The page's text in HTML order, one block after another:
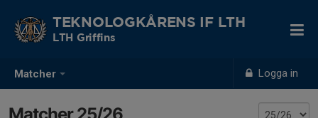
Matcher Logga in
TEKNOLOGKÅRENS IF LTH
LTH Griffins